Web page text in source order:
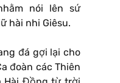
nói lên sứ
hài nhi Giêsu.
đá gợi lại cho
đoàn các Thiên